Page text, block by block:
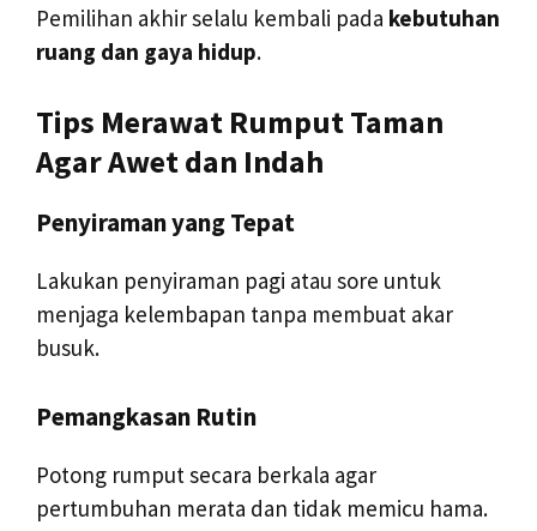
Pemilihan akhir selalu kembali pada kebutuhan
ruang dan gaya hidup.
Tips Merawat Rumput Taman
Agar Awet dan Indah
Penyiraman yang Tepat
Lakukan penyiraman pagi atau sore untuk
menjaga kelembapan tanpa membuat akar
busuk.
Pemangkasan Rutin
Potong rumput secara berkala agar
pertumbuhan merata dan tidak memicu hama.